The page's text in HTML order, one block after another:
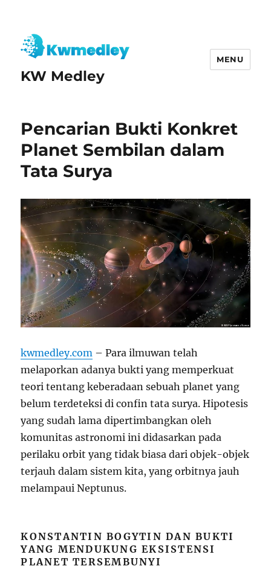
KW Medley
MENU
Pencarian Bukti Konkret
Planet Sembilan dalam
Tata Surya
kwmedley.com – Para ilmuwan telah
melaporkan adanya bukti yang memperkuat
teori tentang keberadaan sebuah planet yang
belum terdeteksi di confin tata surya. Hipotesis
yang sudah lama dipertimbangkan oleh
komunitas astronomi ini didasarkan pada
perilaku orbit yang tidak biasa dari objek-objek
terjauh dalam sistem kita, yang orbitnya jauh
melampaui Neptunus.
KONSTANTIN BOGYTIN DAN BUKTI
YANG MENDUKUNG EKSISTENSI
PLANET TERSEMBUNYI